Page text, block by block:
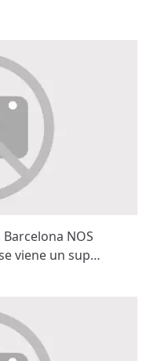
Barcelona NOS
viene un sup…